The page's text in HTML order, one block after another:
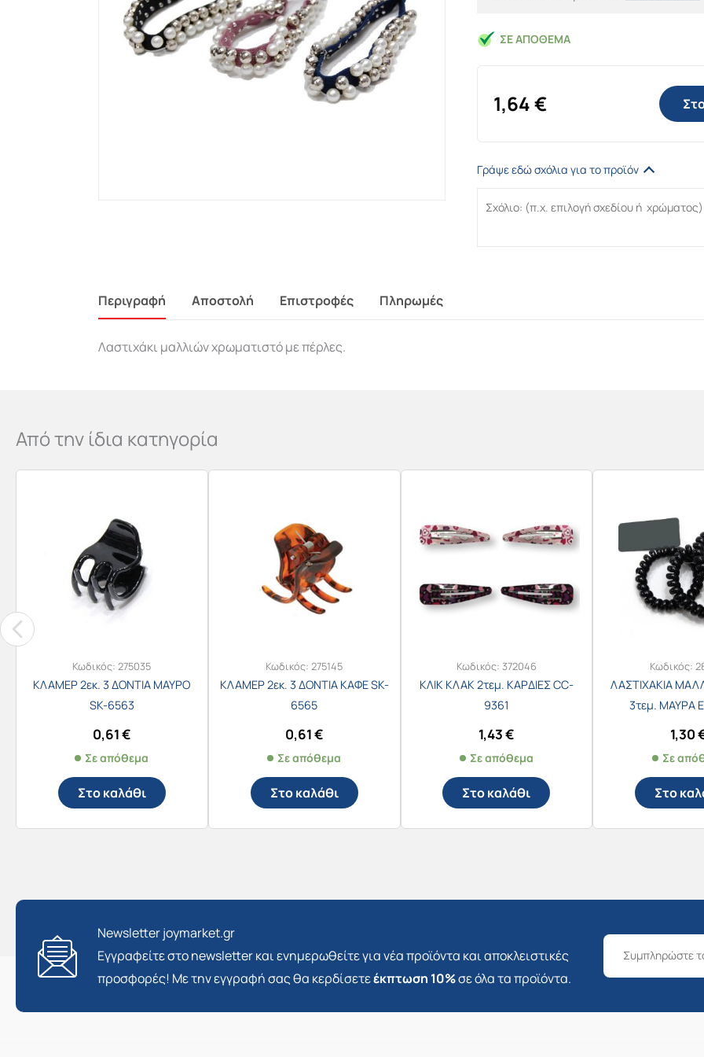
ΣΕ ΑΠΌΘΕΜΑ
1,64€
Γράψε εδώ σχόλια για το προϊόν
Περιγραφή Αποστολή Επιστροφές Πληρωμές
Λαστιχάκι μαλλιών χρωματιστό με πέρλες.
Από την ίδια κατηγορία
Κωδικός: 275035
ΚΛΑΜΕΡ 2εκ. 3 ΔΟΝΤΙΑ ΜΑΥΡΟ
SK-6563
0,61€
Σε απόθεμα
Στο καλάθι
Κωδικός: 275145
ΚΛΑΜΕΡ 2εκ. 3 ΔΟΝΤΙΑ ΚΑΦΕ SK-
6565
0,61€
Σε απόθεμα
Στο καλάθι
Κωδικός: 372046
ΚΛΙΚ ΚΛΑΚ 2τεμ. ΚΑΡΔΙΕΣ CC-
9361
1,43€
Σε απόθεμα
Στο καλάθι
Κωδικός:
ΛΑΣΤΙΧΑΚΙΑ
3τεμ. ΜΑΥΡΑ
1,30
Σε
Στο
Newsletter joymarket.gr
Εγγραφείτε στο newsletter και ενημερωθείτε για νέα προϊόντα και αποκλειστικές
προσφορές! Με την εγγραφή σας θα κερδίσετεέκπτωση 10%σε όλα τα προϊόντα.